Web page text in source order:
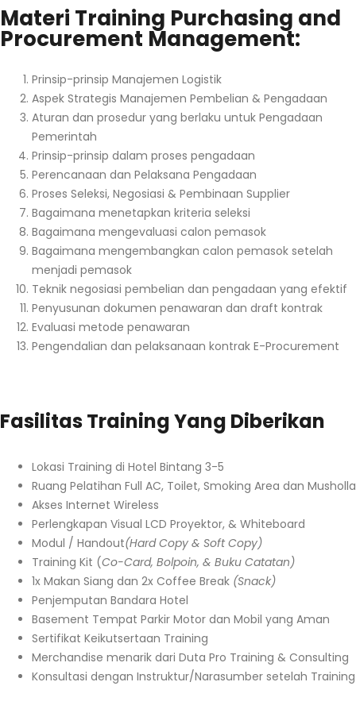
Materi Training Purchasing and
Procurement Management:
Prinsip-prinsip Manajemen Logistik
Aspek Strategis Manajemen Pembelian & Pengadaan
Aturan dan prosedur yang berlaku untuk Pengadaan
Pemerintah
Prinsip-prinsip dalam proses pengadaan
Perencanaan dan Pelaksana Pengadaan
Proses Seleksi, Negosiasi & Pembinaan Supplier
Bagaimana menetapkan kriteria seleksi
Bagaimana mengevaluasi calon pemasok
Bagaimana mengembangkan calon pemasok setelah
menjadi pemasok
Teknik negosiasi pembelian dan pengadaan yang efektif
Penyusunan dokumen penawaran dan draft kontrak
Evaluasi metode penawaran
Pengendalian dan pelaksanaan kontrak E-Procurement
Fasilitas Training Yang Diberikan
Lokasi Training di Hotel Bintang 3-5
Ruang Pelatihan Full AC, Toilet, Smoking Area dan Musholla
Akses Internet Wireless
Perlengkapan Visual LCD Proyektor, & Whiteboard
Modul / Handout(Hard Copy & Soft Copy)
Training Kit (Co-Card, Bolpoin, & Buku Catatan)
1x Makan Siang dan 2x Coffee Break (Snack)
Penjemputan Bandara Hotel
Basement Tempat Parkir Motor dan Mobil yang Aman
Sertifikat Keikutsertaan Training
Merchandise menarik dari Duta Pro Training & Consulting
Konsultasi dengan Instruktur/Narasumber setelah Training